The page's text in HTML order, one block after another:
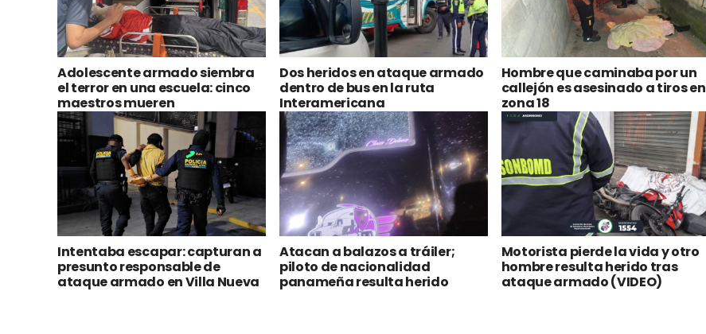
Adolescente armado siembra
el terror en una escuela: cinco
maestros mueren
Dos heridos en ataque armado
dentro de bus en la ruta
Interamericana
Hombre que caminaba por un
callejón es asesinado a tiros en
zona 18
Intentaba escapar: capturan a
presunto responsable de
ataque armado en Villa Nueva
Atacan a balazos a tráiler;
piloto de nacionalidad
panameña resulta herido
Motorista pierde la vida y otro
hombre resulta herido tras
ataque armado (VIDEO)